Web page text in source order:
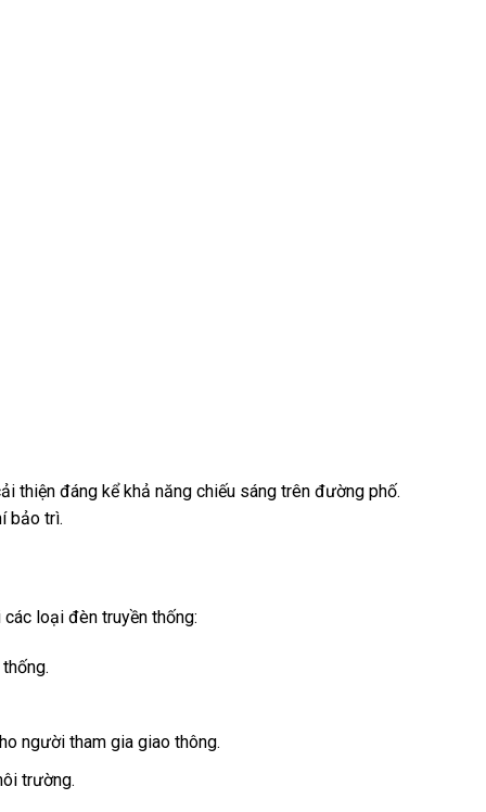
thiện đáng kể khả năng chiếu sáng trên đường phố.
bảo trì.
loại đèn truyền thống:
người tham gia giao thông.
trường.